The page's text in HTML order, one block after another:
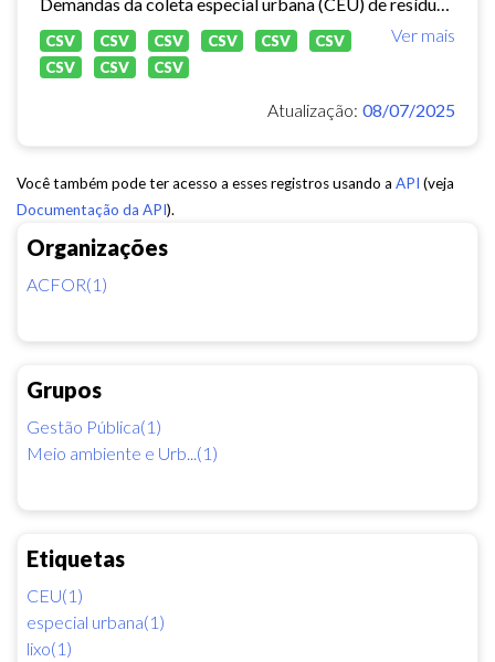
Organizações
ACFOR(1)
Grupos
Gestão Pública(1)
Meio ambiente e Urb...(1)
Etiquetas
CEU(1)
especial urbana(1)
lixo(1)
Ver mais
CSV CSV CSV CSV CSV
CSV
CSV
CSV CSV
Atualização: 08/07/2025
Você também pode ter acesso a esses registros usando a API (veja
Documentação da API).